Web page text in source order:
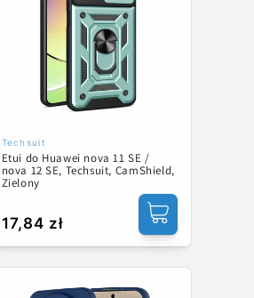
Dostawca:
Techsuit
Etui do Huawei nova 11 SE /
nova 12 SE, Techsuit, CamShield,
Zielony
Cena
regularna
17,84 zł